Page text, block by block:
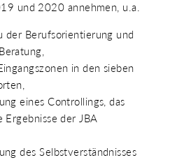
und 2020 annehmen, u.a.
der Berufsorientierung und
in den sieben
eines Controllings, das
Ergebnisse der JBA
des Selbstverständnisses